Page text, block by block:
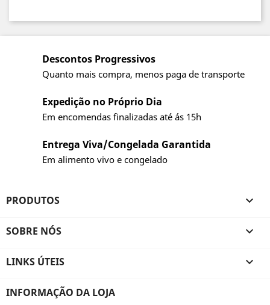
Descontos Progressivos
Quanto mais compra, menos paga de transporte
Expedição no Próprio Dia
Em encomendas finalizadas até ás 15h
Entrega Viva/Congelada Garantida
Em alimento vivo e congelado
PRODUTOS 
SOBRE NÓS 
LINKS ÚTEIS 
INFORMAÇÃO DA LOJA